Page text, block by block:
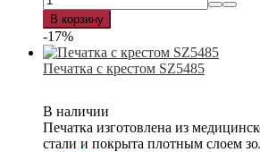
В корзину
-17%
Печатка с крестом SZ5485
В наличии
Печатка изготовлена из
стали и покрыта плотным слоем